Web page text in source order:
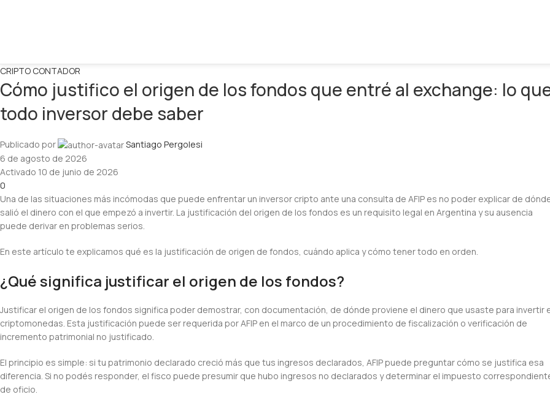
CRIPTO CONTADOR
Cómo justifico el origen de los fondos que entré al exchange: lo
todo inversor debe saber
Publicado por
Santiago Pergolesi
6 de agosto de 2026
Activado 10 de junio de 2026
0
Una de las situaciones más incómodas que puede enfrentar un inversor cripto ante una consulta de AFIP es no poder explicar de
salió el dinero con el que empezó a invertir. La justificación del origen de los fondos es un requisito legal en Argentina y su ausencia
puede derivar en problemas serios.
En este artículo te explicamos qué es la justificación de origen de fondos, cuándo aplica y cómo tener todo en orden.
¿Qué significa justificar el origen de los fondos?
Justificar el origen de los fondos significa poder demostrar, con documentación, de dónde proviene el dinero que usaste para invertir
criptomonedas. Esta justificación puede ser requerida por AFIP en el marco de un procedimiento de fiscalización o verificación de
incremento patrimonial no justificado.
El principio es simple: si tu patrimonio declarado creció más que tus ingresos declarados, AFIP puede preguntar cómo se justifica esa
diferencia. Si no podés responder, el fisco puede presumir que hubo ingresos no declarados y determinar el impuesto
de oficio.